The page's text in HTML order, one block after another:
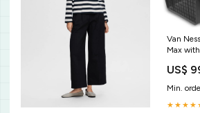
Van
Max
Crate for
Durable
US$
Min.